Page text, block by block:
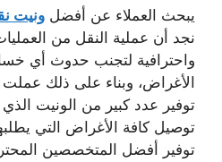
يبحث العملاء عن أفضل ونيت
نجد أن عملية النقل من
واحترافية لتجنب حدوث أي
الأغراض، وبناء على ذلك عملت
توفير عدد كبير من الونيت الذي
توصيل كافة الأغراض التي
توفير أفضل المتخصصين